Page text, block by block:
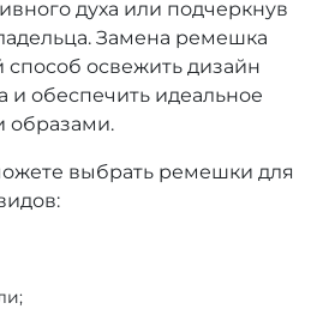
духа или подчеркнув
Замена ремешка
способ освежить дизайн
и обеспечить идеальное
образами.
выбрать ремешки для